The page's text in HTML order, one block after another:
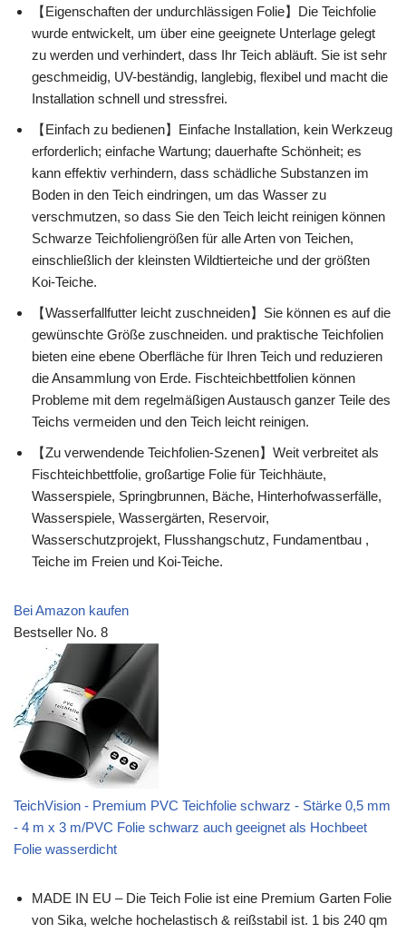
【Eigenschaften der undurchlässigen Folie】Die Teichfolie
wurde entwickelt, um über eine geeignete Unterlage gelegt
zu werden und verhindert, dass Ihr Teich abläuft. Sie ist sehr
geschmeidig, UV-beständig, langlebig, flexibel und macht die
Installation schnell und stressfrei.
【Einfach zu bedienen】Einfache Installation, kein Werkzeug
erforderlich; einfache Wartung; dauerhafte Schönheit; es
kann effektiv verhindern, dass schädliche Substanzen im
Boden in den Teich eindringen, um das Wasser zu
verschmutzen, so dass Sie den Teich leicht reinigen können
Schwarze Teichfoliengrößen für alle Arten von Teichen,
einschließlich der kleinsten Wildtierteiche und der größten
Koi-Teiche.
【Wasserfallfutter leicht zuschneiden】Sie können es auf die
gewünschte Größe zuschneiden. und praktische Teichfolien
bieten eine ebene Oberfläche für Ihren Teich und reduzieren
die Ansammlung von Erde. Fischteichbettfolien können
Probleme mit dem regelmäßigen Austausch ganzer Teile des
Teichs vermeiden und den Teich leicht reinigen.
【Zu verwendende Teichfolien-Szenen】Weit verbreitet als
Fischteichbettfolie, großartige Folie für Teichhäute,
Wasserspiele, Springbrunnen, Bäche, Hinterhofwasserfälle,
Wasserspiele, Wassergärten, Reservoir,
Wasserschutzprojekt, Flusshangschutz, Fundamentbau ,
Teiche im Freien und Koi-Teiche.
Bei Amazon kaufen
Bestseller No. 8
TeichVision - Premium PVC Teichfolie schwarz - Stärke 0,5 mm
- 4 m x 3 m/PVC Folie schwarz auch geeignet als Hochbeet
Folie wasserdicht
MADE IN EU – Die Teich Folie ist eine Premium Garten Folie
von Sika, welche hochelastisch & reißstabil ist. 1 bis 240 qm